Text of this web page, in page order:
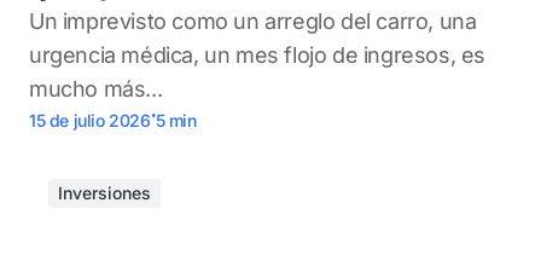
Un imprevisto como un arreglo del carro, una
urgencia médica, un mes flojo de ingresos, es
mucho más...
15 de julio 2026.5 min
Inversiones